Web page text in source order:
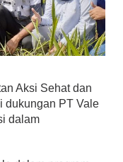
Aksi Sehat dan
dukungan PT Vale
dalam